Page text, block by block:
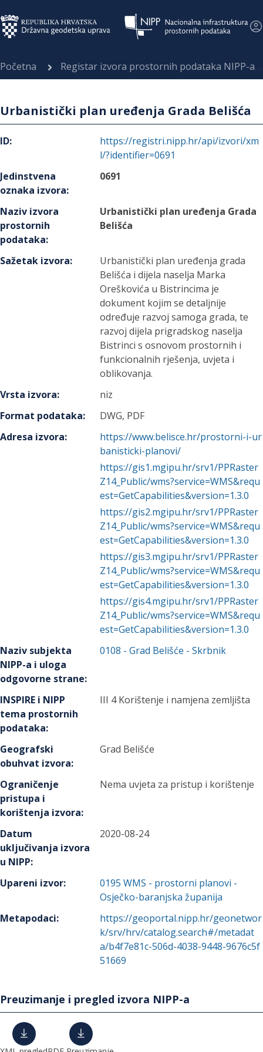
Početna Registar izvora prostornih podataka NIPP-a
Urbanistički plan uređenja Grada Belišća
ID:
https://registri.nipp.hr/api/izvori/xm
l/?identifier=0691
Jedinstvena
oznaka izvora:
0691
Naziv izvora
prostornih
podataka:
Urbanistički plan uređenja Grada
Belišća
Sažetak izvora:
Urbanistički plan uređenja grada
Belišća i dijela naselja Marka
Oreškovića u Bistrincima je
dokument kojim se detaljnije
određuje razvoj samoga grada, te
razvoj dijela prigradskog naselja
Bistrinci s osnovom prostornih i
funkcionalnih rješenja, uvjeta i
oblikovanja.
Vrsta izvora:
niz
Format podataka:
DWG, PDF
Adresa izvora:
https://www.belisce.hr/prostorni-i-ur
banisticki-planovi/
https://gis1.mgipu.hr/srv1/PPRaster
Z14_Public/wms?service=WMS&requ
est=GetCapabilities&version=1.3.0
https://gis2.mgipu.hr/srv1/PPRaster
Z14_Public/wms?service=WMS&requ
est=GetCapabilities&version=1.3.0
https://gis3.mgipu.hr/srv1/PPRaster
Z14_Public/wms?service=WMS&requ
est=GetCapabilities&version=1.3.0
https://gis4.mgipu.hr/srv1/PPRaster
Z14_Public/wms?service=WMS&requ
est=GetCapabilities&version=1.3.0
Naziv subjekta
NIPP-a i uloga
odgovorne strane:
0108 -Grad Belišće - Skrbnik
INSPIRE i NIPP
tema prostornih
podataka:
III 4 Korištenje i namjena zemljišta
Geografski
obuhvat izvora:
Grad Belišće
Ograničenje
pristupa i
korištenja izvora:
Nema uvjeta za pristup i korištenje
Datum
uključivanja izvora
u NIPP:
2020-08-24
Upareni izvor: 0195 WMS - prostorni planovi -
Osječko-baranjska županija
Metapodaci:
https://geoportal.nipp.hr/geonetwor
k/srv/hrv/catalog.search#/metadat
a/b4f7e81c-506d-4038-9448-9676c5f
51669
Preuzimanje i pregled izvora NIPP-a